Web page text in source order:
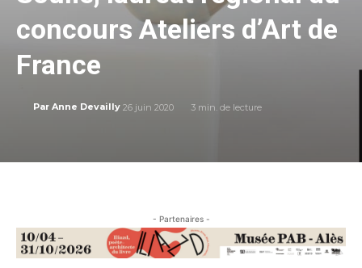
concours Ateliers d’Art de
France
Par Anne Devailly 26 juin 2020 3 min. de lecture
- Partenaires -